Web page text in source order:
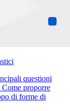
questioni
proporre
di forme di